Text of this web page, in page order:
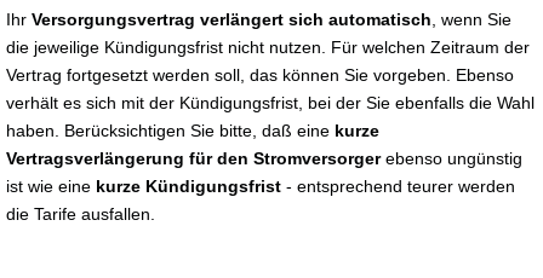
Ihr Versorgungsvertrag verlängert sich automatisch , wenn Sie
die jeweilige Kündigungsfrist nicht nutzen. Für welchen Zeitraum der
Vertrag fortgesetzt werden soll, das können Sie vorgeben. Ebenso
verhält es sich mit der Kündigungsfrist, bei der Sie ebenfalls die Wahl
haben. Berücksichtigen Sie bitte, daß eine kurze
Vertragsverlängerung für den Stromversorgerebenso ungünstig
ist wie eine kurze Kündigungsfrist - entsprechend teurer werden
die Tarife ausfallen.